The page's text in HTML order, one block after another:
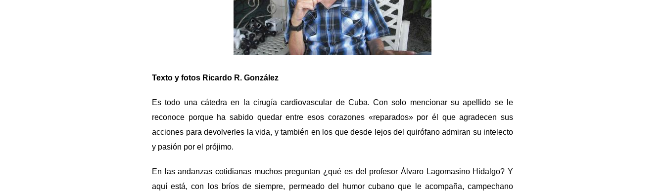
Texto y fotos Ricardo R. González
Es todo una cátedra en la cirugía cardiovascular de Cuba. Con solo mencionar su apellido se le
reconoce porque ha sabido quedar entre esos corazones «reparados» por él que agradecen sus
acciones para devolverles la vida, y también en los que desde lejos del quirófano admiran su intelecto
y pasión por el prójimo.
En las andanzas cotidianas muchos preguntan ¿qué es del profesor Álvaro Lagomasino Hidalgo? Y
aquí está, con los bríos de siempre, permeado del humor cubano que le acompaña, campechano